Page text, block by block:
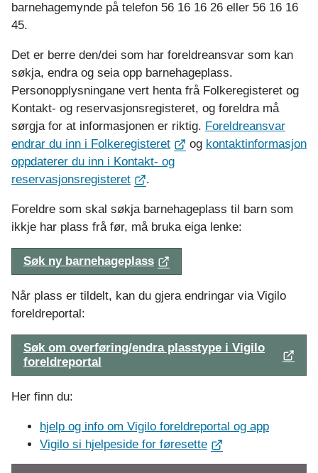
barnehagemynde på telefon 56 16 16 26 eller 56 16 16
45.
Det er berre den/dei som har foreldreansvar som kan
søkja, endra og seia opp barnehageplass.
Personopplysningane vert henta frå Folkeregisteret og
Kontakt- og reservasjonsregisteret, og foreldra må
sørgja for at informasjonen er riktig. Foreldreansvar
endrar du inn i Folkeregisteret
og kontaktinformasjon
oppdaterer du inn i Kontakt- og
reservasjonsregisteret
.
Foreldre som skal søkja barnehageplass til barn som
ikkje har plass frå før, må bruka eiga lenke:
Søk ny barnehageplass
Når plass er tildelt, kan du gjera endringar via Vigilo
foreldreportal:
Søk om overføring/endra plasstype i Vigilo
foreldreportal
Her finn du:
hjelp og info om Vigilo foreldreportal og app
Vigilo si hjelpeside for føresette